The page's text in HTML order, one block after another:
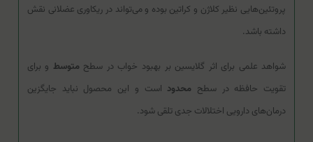
پروتئین‌هایی نظیر کلاژن و کراتین بوده و می‌تواند در ریکاوری عضلانی نقش
داشته باشد.
شواهد علمی برای اثر گلایسین بر بهبود خواب در سطح متوسط و برای
تقویت حافظه در سطح محدود است و این محصول نباید جایگزین
درمان‌های دارویی اختلالات جدی تلقی شود.